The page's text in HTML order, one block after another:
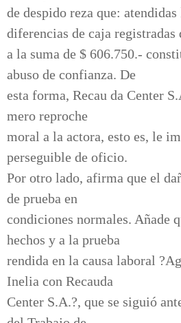
de despido reza que:
diferencias de caja registradas
a la suma de $ 606.750.-
abuso de confianza. De
esta forma, Recau da Center
mero reproche
moral a la actora, esto es, le
perseguible de oficio.
Por otro lado, afirma que el
de prueba en
condiciones normales. Añade
hechos y a la prueba
rendida en la causa laboral
Inelia con Recauda
Center S.A.?, que se siguió